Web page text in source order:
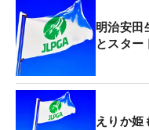
明治安
とスター
えりか姫